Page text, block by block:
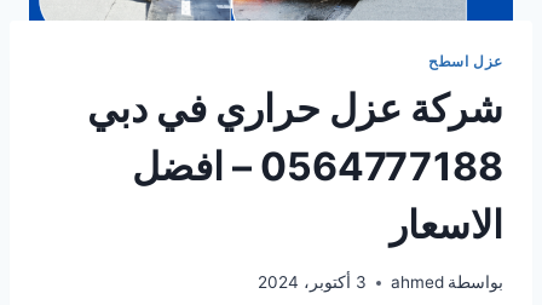
عزل اسطح
شركة عزل حراري في دبي
0564777188 – افضل
الاسعار
بواسطة ahmed 3 أكتوبر، 2024